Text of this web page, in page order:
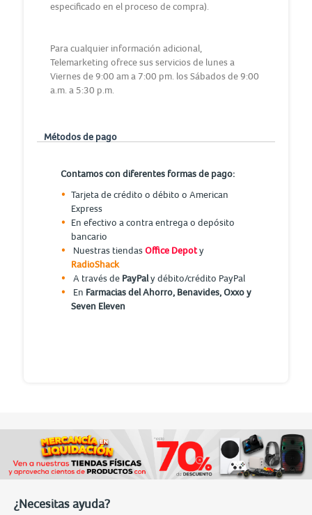
especificado en el proceso de compra).
Para cualquier información adicional,
Telemarketing ofrece sus servicios de lunes a
Viernes de 9:00 am a 7:00 pm. los Sábados de 9:00
a.m. a 5:30 p.m.
Métodos de pago
Contamos con diferentes formas de pago:
Tarjeta de crédito o débito o American
Express
En efectivo a contra entrega o depósito
bancario
Nuestras tiendasOffice Depoty
RadioShack
A través de PayPaly débito/crédito PayPal
En Farmacias del Ahorro, Benavides, Oxxo y
Seven Eleven
¿Necesitas ayuda?